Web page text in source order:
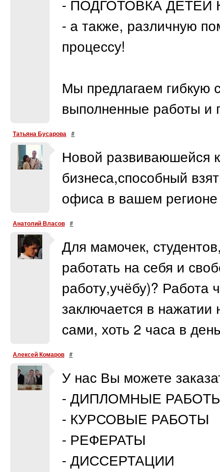
- ПОДГОТОВКА ДЕТЕЙ
- а также, различную
процессу!
Мы предлагаем гибкую
выполненные работы и
Татьяна Бусарова #
Новой развиваюшейся
бизнеса,способный
офиса в вашем регионе
Анатолий Власов #
Для мамочек,
работать на себя и
работу,учёбу)? Работа
заключается в
сами, хоть 2 часа в
Алексей Комаров #
У нас Вы можете
- ДИПЛОМНЫЕ
- КУРСОВЫЕ РАБОТЫ
- РЕФЕРАТЫ
- ДИССЕРТАЦИИ